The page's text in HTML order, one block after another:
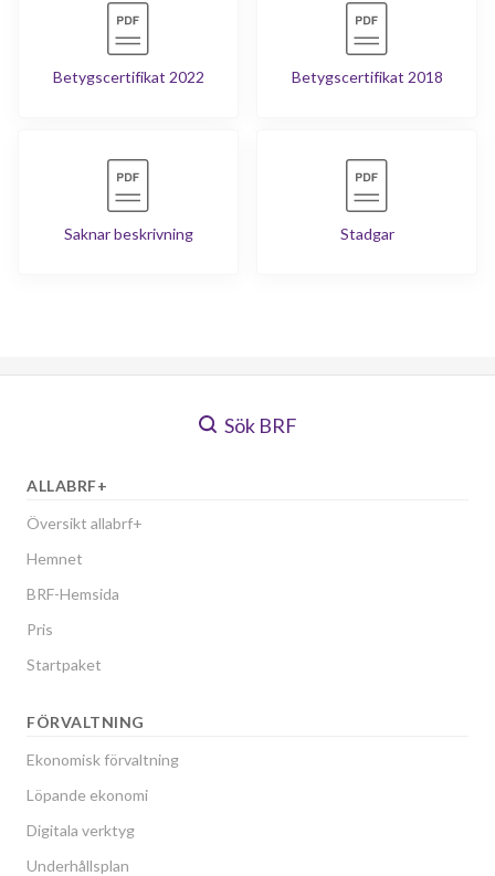
Betygscertifikat 2022 Betygscertifikat 2018
Saknar beskrivning Stadgar
Sök BRF
ALLABRF+
Översikt allabrf+
Hemnet
BRF-Hemsida
Pris
Startpaket
FÖRVALTNING
Ekonomisk förvaltning
Löpande ekonomi
Digitala verktyg
Underhållsplan